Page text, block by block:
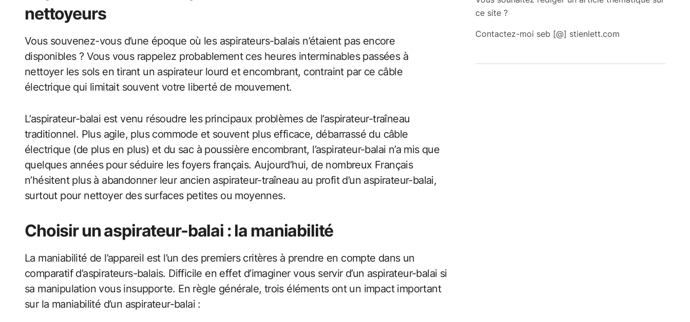
nettoyeurs
Vous souvenez-vous d’une époque où les aspirateurs-balais n’étaient pas encore
disponibles ? Vous vous rappelez probablement ces heures interminables passées à
nettoyer les sols en tirant un aspirateur lourd et encombrant, contraint par ce câble
électrique qui limitait souvent votre liberté de mouvement.
L’aspirateur-balai est venu résoudre les principaux problèmes de l’aspirateur-traîneau
traditionnel. Plus agile, plus commode et souvent plus efficace, débarrassé du câble
électrique (de plus en plus) et du sac à poussière encombrant, l’aspirateur-balai n’a mis que
quelques années pour séduire les foyers français. Aujourd’hui, de nombreux Français
n’hésitent plus à abandonner leur ancien aspirateur-traîneau au profit d’un aspirateur-balai,
surtout pour nettoyer des surfaces petites ou moyennes.
Choisir un aspirateur-balai : la maniabilité
La maniabilité de l’appareil est l’un des premiers critères à prendre en compte dans un
comparatif d’aspirateurs-balais. Difficile en effet d’imaginer vous servir d’un aspirateur-balai si
sa manipulation vous insupporte. En règle générale, trois éléments ont un impact important
sur la maniabilité d’un aspirateur-balai :
ce site ?
Contactez-moi seb [@] stienlett.com